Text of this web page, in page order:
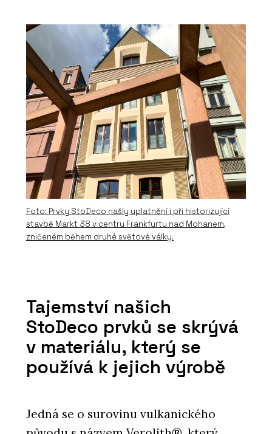
Foto: Prvky StoDeco našly uplatnění i při historizující
stavbě Markt 38 v centru Frankfurtu nad Mohanem,
zničeném během druhé světové války.
Tajemství našich
StoDeco prvků se skrývá
v materiálu, který se
používá k jejich výrobě
Jedná se o surovinu vulkanického